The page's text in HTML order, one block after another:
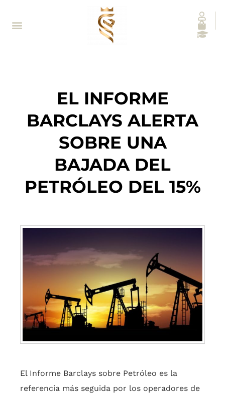
EL INFORME
BARCLAYS ALERTA
SOBRE UNA
BAJADA DEL
PETRÓLEO DEL 15%
El Informe Barclays sobre Petróleo es la
referencia más seguida por los operadores de